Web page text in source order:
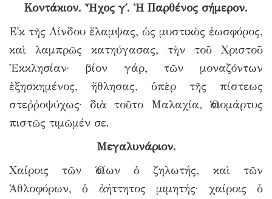
Κοντάκιον. Ἦχος γ΄. Ἡ Παρθένος σήμερον.
Ε᾿κ τῆς Λίνδου ἔλαμψας, ὡς μυστικὸς ἑωσφόρος,
καὶ λαμπρῶς κατηύγασας, τὴν τοῦ Χριστοῦ
Ἐκκλησίαν· βίον γάρ, τῶν μοναζόντων
ἐξησκημένος, ἤθλησας, ὑπὲρ τῆς πίστεως
στεῤῥοψύχως· διὰ τοῦτο Μαλαχία, Ὁσιομάρτυς
πιστῶς τιμῶμέν σε.
Μεγαλυνάριον.
Χαίροις τῶν Ὁσίων ὁ ζηλωτής, καὶ τῶν
Ἀθλοφόρων, ὁ ἀήττητος μιμητής· χαίροις ὁ